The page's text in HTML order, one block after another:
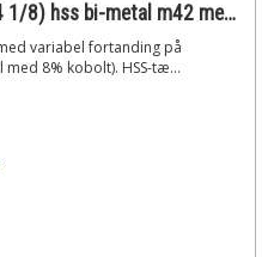
Diesella Hulsav ø105 mm (4 1/8) hss bi-metal m42 med 8% cobolt"
variabel fortanding på
8% kobolt). HSS-tæ...